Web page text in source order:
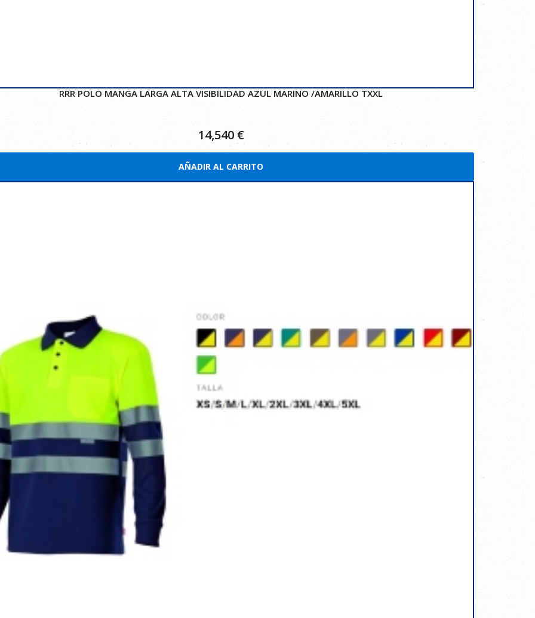
RRR POLO MANGA LARGA ALTA VISIBILIDAD AZUL MARINO /AMARILLO TXXL
14,540 €
AÑADIR AL CARRITO